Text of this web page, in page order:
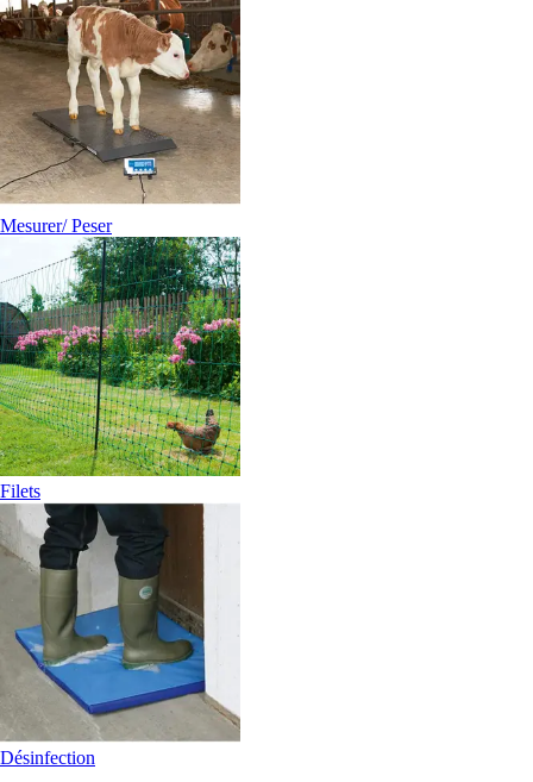
Mesurer/ Peser
Filets
Désinfection